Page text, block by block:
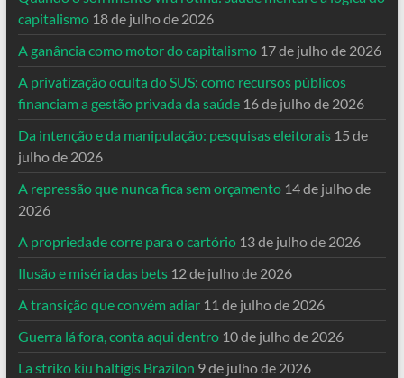
capitalismo 18 de julho de 2026
A ganância como motor do capitalismo 17 de julho de 2026
A privatização oculta do SUS: como recursos públicos
financiam a gestão privada da saúde 16 de julho de 2026
Da intenção e da manipulação: pesquisas eleitorais 15 de
julho de 2026
A repressão que nunca fica sem orçamento 14 de julho de
2026
A propriedade corre para o cartório 13 de julho de 2026
Ilusão e miséria das bets 12 de julho de 2026
A transição que convém adiar 11 de julho de 2026
Guerra lá fora, conta aqui dentro 10 de julho de 2026
La striko kiu haltigis Brazilon 9 de julho de 2026